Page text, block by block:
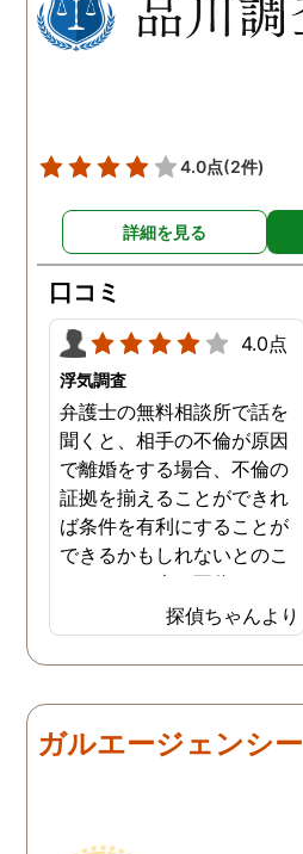
不倫の実態を知ることがで
きませんでしたので、真相
4.0点(2件)
詳細を見る
口コミ
4.0点
浮気調査
弁護士の無料相談所で話を
聞くと、相手の不倫が原因
で離婚をする場合、不倫の
証拠を揃えることができれ
ば条件を有利にすることが
できるかもしれないとのこ
とでした。夫が不倫をして
いるのは確実なのですが、
私の証言だけでは効力が弱
いようです。弁護士のアド
の証拠を集めてもらうこと
にしました。夫は私への関
とはしょっちゅうです。次
探偵ちゃんより
ガルエージェンシー